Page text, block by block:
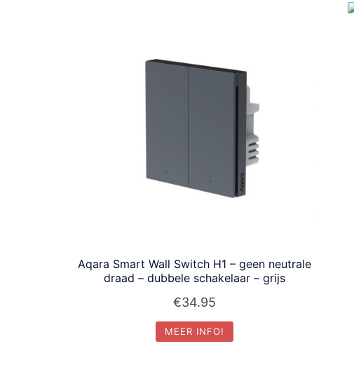
Aqara Smart Wall Switch H1 – geen neutrale
draad – dubbele schakelaar – grijs
€34.95
MEER INFO!